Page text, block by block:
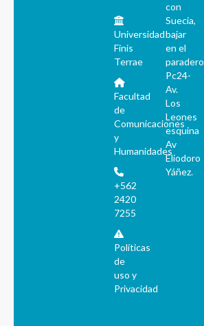
Universidad
Finis
Terrae
Facultad
de
Comunicaciones
y
Humanidades
+562
2420
7255
Políticas
de
uso y
Privacidad
con
Suecia,
bajar
en el
paradero
Pc24-
Av.
Los
Leones
esquina
Av
Eliodoro
Yáñez.